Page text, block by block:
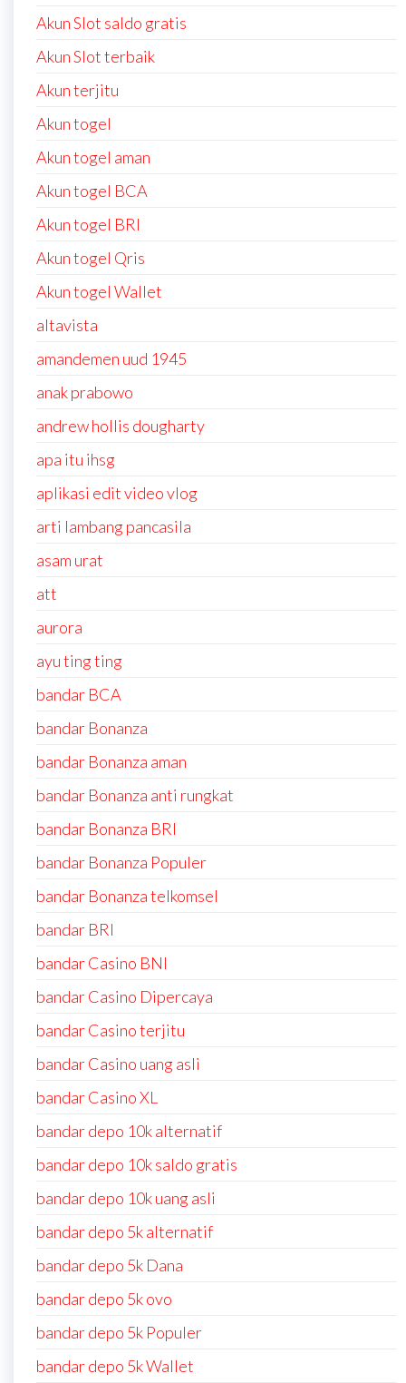
Akun Slot saldo gratis
Akun Slot terbaik
Akun terjitu
Akun togel
Akun togel aman
Akun togel BCA
Akun togel BRI
Akun togel Qris
Akun togel Wallet
altavista
amandemen uud 1945
anak prabowo
andrew hollis dougharty
apa itu ihsg
aplikasi edit video vlog
arti lambang pancasila
asam urat
att
aurora
ayu ting ting
bandar BCA
bandar Bonanza
bandar Bonanza aman
bandar Bonanza anti rungkat
bandar Bonanza BRI
bandar Bonanza Populer
bandar Bonanza telkomsel
bandar BRI
bandar Casino BNI
bandar Casino Dipercaya
bandar Casino terjitu
bandar Casino uang asli
bandar Casino XL
bandar depo 10k alternatif
bandar depo 10k saldo gratis
bandar depo 10k uang asli
bandar depo 5k alternatif
bandar depo 5k Dana
bandar depo 5k ovo
bandar depo 5k Populer
bandar depo 5k Wallet